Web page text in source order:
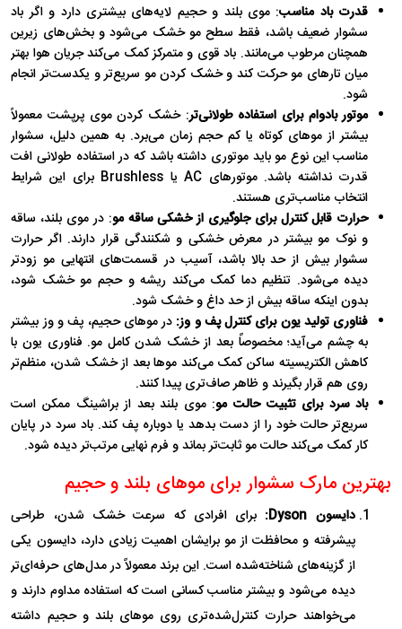
قدرت باد مناسب: موی بلند و حجیم لایه‌های بیشتری دارد و اگر باد
سشوار ضعیف باشد، فقط سطح مو خشک می‌شود و بخش‌های زیرین
همچنان مرطوب می‌مانند. باد قوی و متمرکز کمک می‌کند جریان هوا بهتر
میان تارهای مو حرکت کند و خشک کردن مو سریع‌تر و یکدست‌تر انجام
شود.
موتور بادوام برای استفاده طولانی‌تر: خشک کردن موی پرپشت معمولاً
بیشتر از موهای کوتاه یا کم ‌حجم زمان می‌برد. به همین دلیل، سشوار
مناسب این نوع مو باید موتوری داشته باشد که در استفاده طولانی افت
قدرت نداشته باشد. موتورهای AC یا Brushless برای این شرایط
انتخاب مناسب‌تری هستند.
حرارت قابل کنترل برای جلوگیری از خشکی ساقه مو: در موی بلند، ساقه
و نوک مو بیشتر در معرض خشکی و شکنندگی قرار دارند. اگر حرارت
سشوار بیش از حد بالا باشد، آسیب در قسمت‌های انتهایی مو زودتر
دیده می‌شود. تنظیم دما کمک می‌کند ریشه و حجم مو خشک شود،
بدون اینکه ساقه بیش از حد داغ و خشک شود.
فناوری تولید یون برای کنترل پف و وز: در موهای حجیم، پف و وز بیشتر
به چشم می‌آید؛ مخصوصاً بعد از خشک شدن کامل مو. فناوری یون با
کاهش الکتریسیته ساکن کمک می‌کند موها بعد از خشک شدن، منظم‌تر
روی هم قرار بگیرند و ظاهر صاف‌تری پیدا کنند.
باد سرد برای تثبیت حالت مو: موی بلند بعد از براشینگ ممکن است
سریع‌تر حالت خود را از دست بدهد یا دوباره پف کند. باد سرد در پایان
کار کمک می‌کند حالت مو ثابت‌تر بماند و فرم نهایی مرتب‌تر دیده شود.
بهترین مارک سشوار برای موهای بلند و حجیم
دایسون Dyson:
برای افرادی که سرعت خشک شدن، طراحی
پیشرفته و محافظت از مو برایشان اهمیت زیادی دارد، دایسون یکی
از گزینه‌های شناخته‌شده است. این برند معمولاً در مدل‌های حرفه‌ای‌تر
دیده می‌شود و بیشتر مناسب کسانی است که استفاده مداوم دارند و
می‌خواهند حرارت کنترل‌شده‌تری روی موهای بلند و حجیم داشته